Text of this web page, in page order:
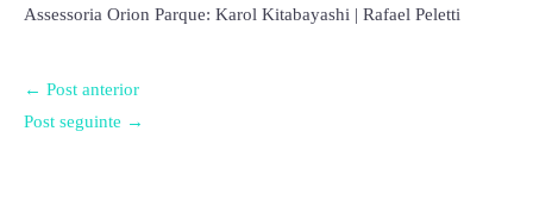
Assessoria Orion Parque: Karol Kitabayashi | Rafael Peletti
← Post anterior
Post seguinte →